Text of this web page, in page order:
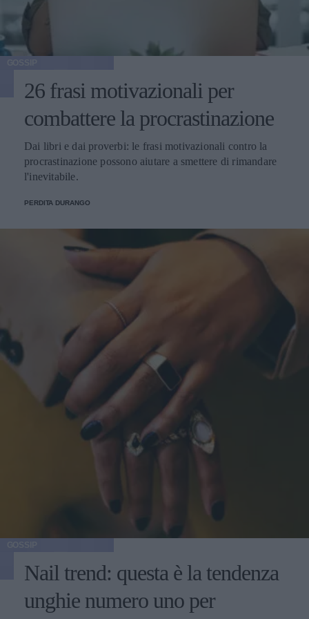
26 frasi motivazionali per
combattere la procrastinazione
Dai libri e dai proverbi: le frasi motivazionali contro la
procrastinazione possono aiutare a smettere di rimandare
l'inevitabile.
PERDITA DURANGO
Nail trend: questa è la tendenza
unghie numero uno per